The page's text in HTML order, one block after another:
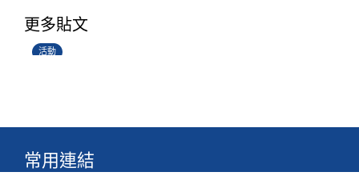
更多貼文
活動
28/06/2026
常用連結